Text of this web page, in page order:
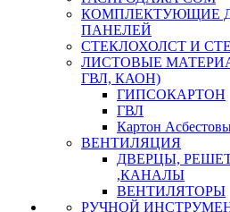
КОМПЛЕКТУЮЩИЕ
ПАНЕЛЕЙ
СТЕКЛОХОЛСТ И
ЛИСТОВЫЕ
ГВЛ, КАОН)
ГИПСОКАРТОН
ГВЛ
Картон
ВЕНТИЛЯЦИЯ
ДВЕРЦЫ,
,КАНАЛЫ
ВЕНТИЛЯТОРЫ
РУЧНОЙ